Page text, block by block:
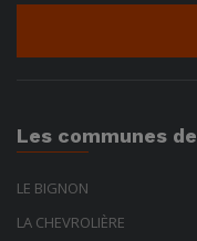
Les communes
LE BIGNON
LA CHEVROLIÈRE